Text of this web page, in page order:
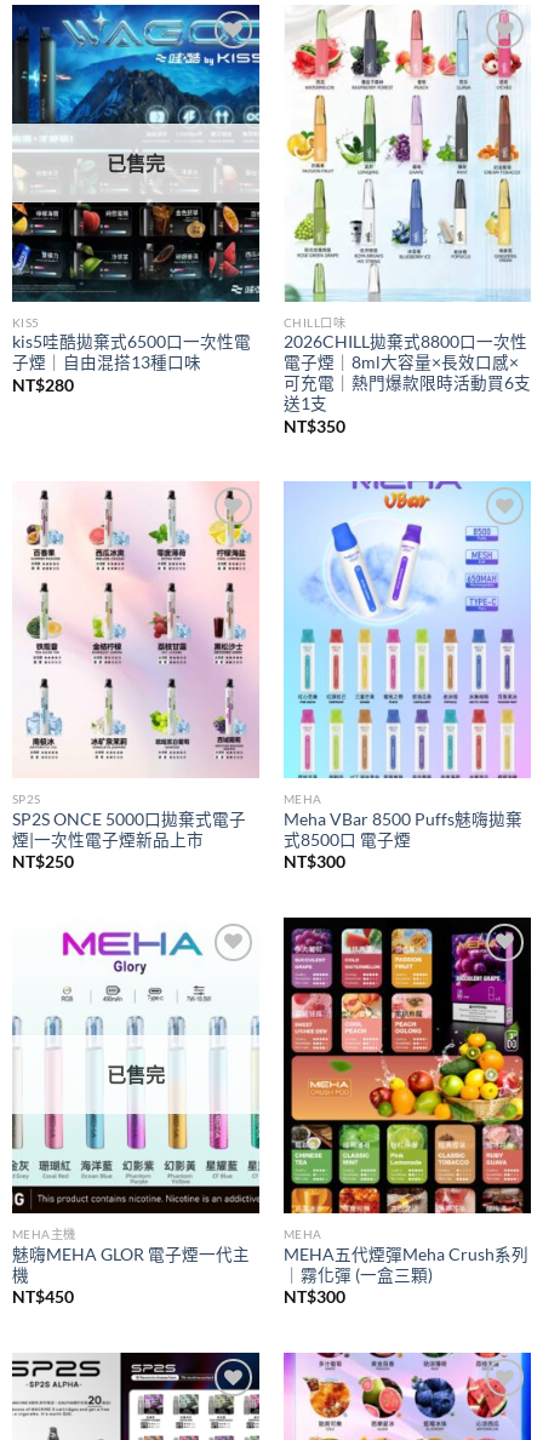
NT$300
到
NT$350
Add to
wishlist
已售完
KIS5
kis5哇酷拋棄式6500口一次性電
子煙｜自由混搭13種口味
NT$280
Add to
wishlist
CHILL口味
2026CHILL拋棄式8800口一次性
電子煙｜8ml大容量×長效口感×
可充電｜熱門爆款限時活動買6支
送1支
NT$350
Add to
wishlist
SP2S
SP2S ONCE 5000口拋棄式電子
煙|一次性電子煙新品上市
NT$250
Add to
wishlist
MEHA
Meha VBar 8500 Puffs魅嗨拋棄
式8500口 電子煙
NT$300
wishlist
已售完
MEHA主機
魅嗨MEHA GLOR 電子煙一代主
機
NT$450
Add to
wishlist
MEHA
MEHA五代煙彈Meha Crush系列
｜霧化彈 (一盒三顆)
NT$300
Add to
wishlist
Add to
wishlist